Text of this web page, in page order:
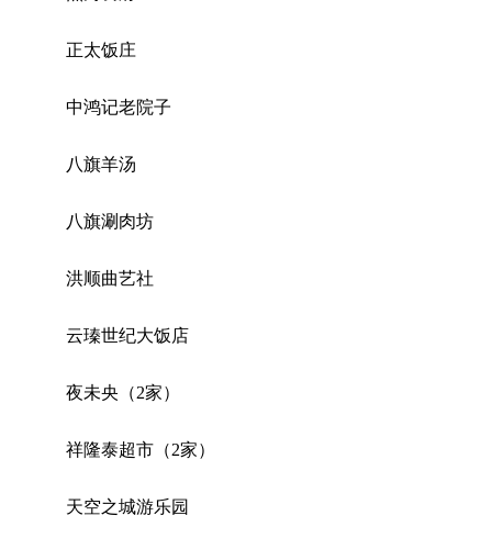
正太饭庄
中鸿记老院子
八旗羊汤
八旗涮肉坊
洪顺曲艺社
云瑧世纪大饭店
夜未央（2家）
祥隆泰超市（2家）
天空之城游乐园